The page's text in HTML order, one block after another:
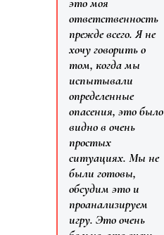
ответственность
прежде всего. Я не
хочу говорить о
том, когда мы
испытывали
определенные
опасения, это было
видно в очень
простых
ситуациях. Мы не
были готовы,
обсудим это и
проанализируем
игру. Это очень